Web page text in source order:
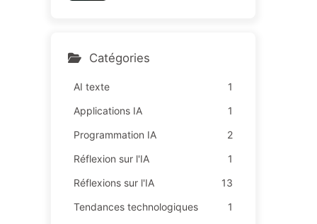
souffrances chez les empl
Catégories
AI texte
1
Applications IA
1
Programmation IA
2
Réflexion sur l'IA
1
Réflexions sur l'IA
13
Tendances technologiques
1